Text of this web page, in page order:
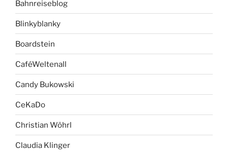
Bahnreiseblog
Blinkyblanky
Boardstein
CaféWeltenall
Candy Bukowski
CeKaDo
Christian Wöhrl
Claudia Klinger